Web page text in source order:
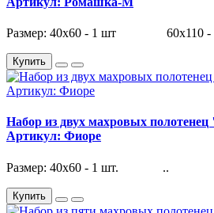
Размер: 40х60 - 1 шт 60х110 -
Купить
Набор из двух махровых
Артикул: Фиоре
Размер: 40х60 - 1 шт. ..
Купить